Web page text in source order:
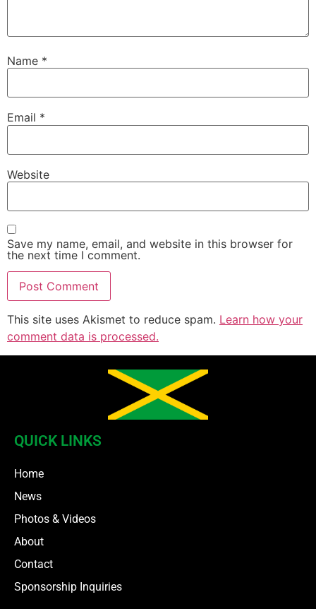
Name *
Email *
Website
Save my name, email, and website in this browser for
the next time I comment.
This site uses Akismet to reduce spam. Learn how your
comment data is processed.
QUICK LINKS
Home
News
Photos & Videos
About
Contact
Sponsorship Inquiries